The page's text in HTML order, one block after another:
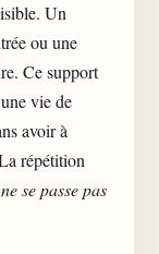
Un
ou une
Ce support
vie de
avoir à
répétition
se passe pas